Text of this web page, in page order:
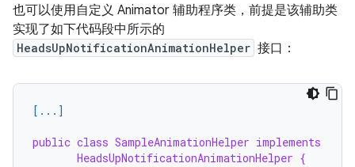
也可以使用自定义 Animator 辅助程序类，前提是该辅助类
实现了如下代码段中所示的
HeadsUpNotificationAnimationHelper 接口：
[...]
public class SampleAnimationHelper implements
HeadsUpNotificationAnimationHelper {